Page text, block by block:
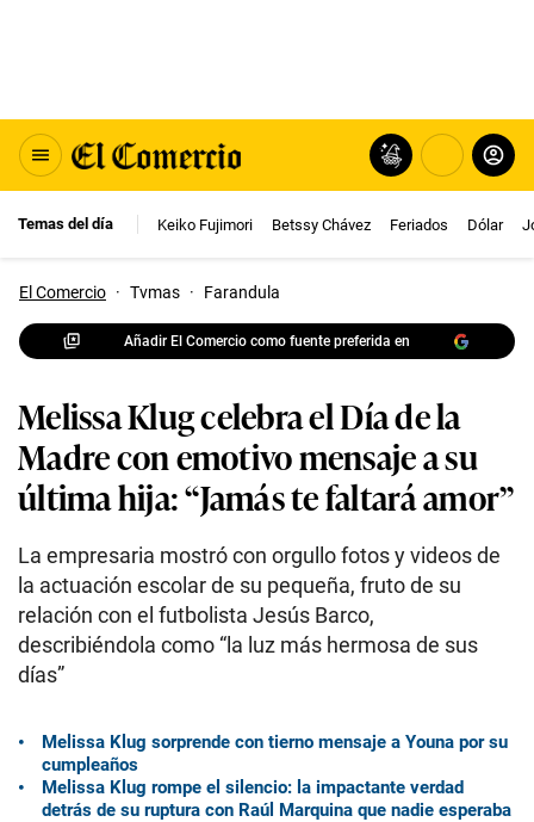
Temas del día Keiko Fujimori Betssy Chávez Feriados Dólar
El Comercio · Tvmas · Farandula
Añadir El Comercio como fuente preferida en
Melissa Klug celebra el Día de la
Madre con emotivo mensaje a su
última hija: “Jamás te faltará amor”
La empresaria mostró con orgullo fotos y videos de
la actuación escolar de su pequeña, fruto de su
relación con el futbolista Jesús Barco,
describiéndola como “la luz más hermosa de sus
días”
Melissa Klug sorprende con tierno mensaje a Youna por su
cumpleaños
Melissa Klug rompe el silencio: la impactante verdad
detrás de su ruptura con Raúl Marquina que nadie esperaba